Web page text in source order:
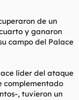
de un
y ganaron
campo del Palace
líder del ataque
complementado
, tuvieron un